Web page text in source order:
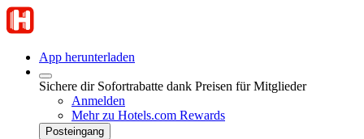
App herunterladen
Sichere dir Sofortrabatte dank Preisen für Mitglieder
Anmelden
Mehr zu Hotels.com Rewards
Posteingang